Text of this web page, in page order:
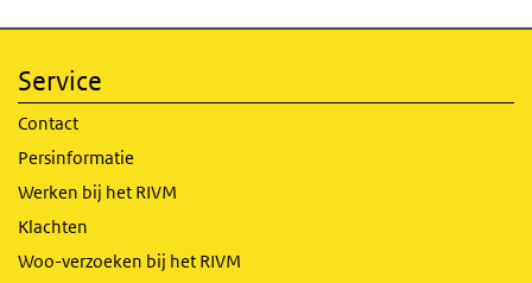
Service
Contact
Persinformatie
Werken bij het RIVM
Klachten
Woo-verzoeken bij het RIVM